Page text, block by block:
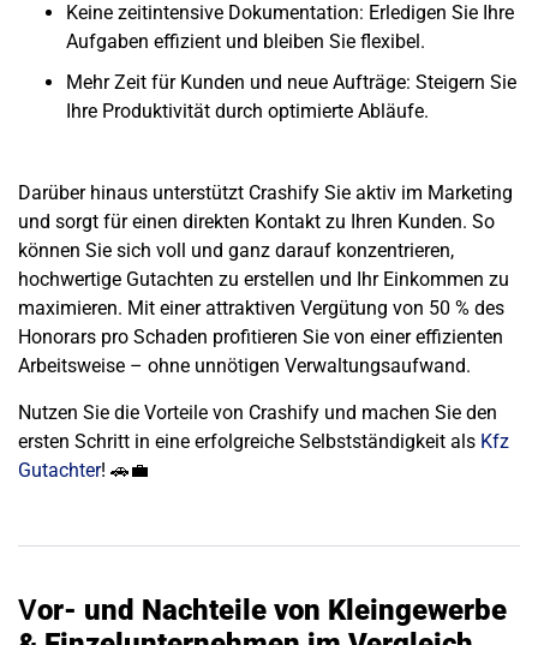
Keine zeitintensive Dokumentation: Erledigen Sie Ihre
Aufgaben effizient und bleiben Sie flexibel.
Mehr Zeit für Kunden und neue Aufträge: Steigern Sie
Ihre Produktivität durch optimierte Abläufe.
Darüber hinaus unterstützt Crashify Sie aktiv im Marketing
und sorgt für einen direkten Kontakt zu Ihren Kunden. So
können Sie sich voll und ganz darauf konzentrieren,
hochwertige Gutachten zu erstellen und Ihr Einkommen zu
maximieren. Mit einer attraktiven Vergütung von 50 % des
Honorars pro Schaden profitieren Sie von einer effizienten
Arbeitsweise – ohne unnötigen Verwaltungsaufwand.
Nutzen Sie die Vorteile von Crashify und machen Sie den
ersten Schritt in eine erfolgreiche Selbstständigkeit als Kfz
Gutachter! 🚗💼
Vor- und Nachteile von Kleingewerbe